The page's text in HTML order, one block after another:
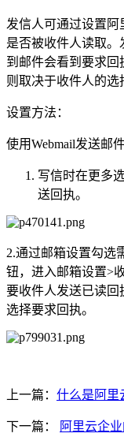
发信人可通过设置
是否被收件人读取
到邮件会看到要求回
则取决于收件人的选
设置方法：
使用Webmail发送邮
写信时在更多
送回执。
2.通过邮箱设置勾选
钮，进入邮箱设置>
要收件人发送已读回
选择要求回执。
上一篇： 什么是阿里
下一篇：
阿里云企